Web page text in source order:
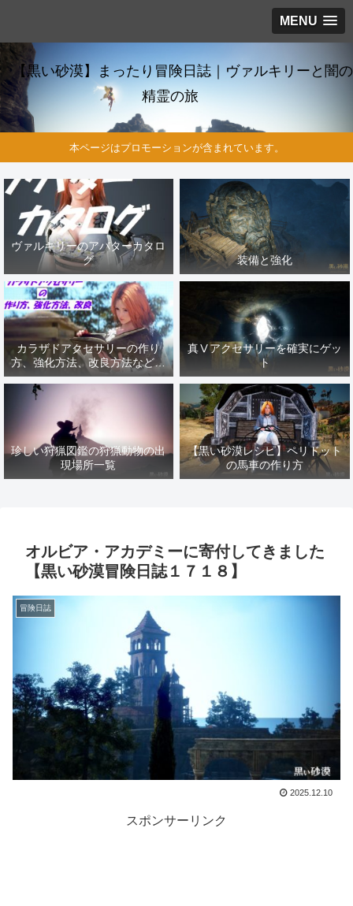
MENU
【黒い砂漠】まったり冒険日誌｜ヴァルキリーと闇の
精霊の旅
本ページはプロモーションが含まれています。
ヴァルキリーのアバターカタロ
グ
装備と強化
カラザドアクセサリーの作り
方、強化方法、改良方法などま
とめ【黒い砂漠冒険日誌１４１
真Ⅴアクセサリーを確実にゲッ
ト
珍しい狩猟図鑑の狩猟動物の出
現場所一覧
【黒い砂漠レシピ】ペリドット
の馬車の作り方
オルビア・アカデミーに寄付してきました
【黒い砂漠冒険日誌１７１８】
冒険日誌
2025.12.10
スポンサーリンク